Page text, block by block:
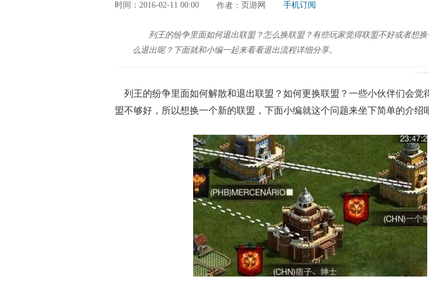
时间：2016-02-11 00:00 作者： 页游网 手机订阅
列王的纷争里面如何退出联盟？怎么换联盟？有些玩家觉得联盟不好或者想
么退出呢？下面就和小编一起来看看退出流程详细分享。
列王的纷争里面如何解散和退出联盟？如何更换联盟？一些小伙伴们会觉
盟不够好，所以想换一个新的联盟，下面小编就这个问题来坐下简单的介绍